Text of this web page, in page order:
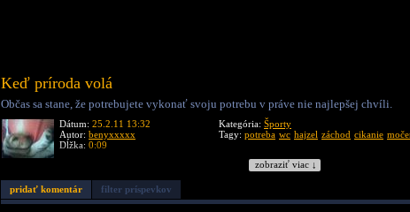
Keď príroda volá
Občas sa stane, že potrebujete vykonať svoju potrebu v práve nie najlepšej chvíli.
Dátum: 25.2.11 13:32
Autor: benyxxxxx
Dĺžka: 0:09
Kategória: Športy
Tagy: potreba wc hajzel záchod cikanie
zobraziť viac ↓
pridať komentár filter príspevkov